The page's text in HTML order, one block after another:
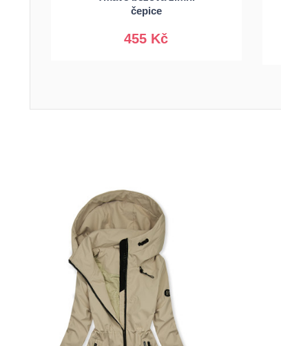
čepice
455 Kč